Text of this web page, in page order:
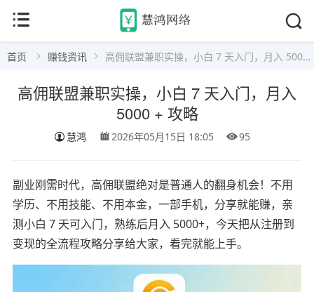
首页 赚钱资讯 高佣联盟兼职实操，小白 7 天入门，月入 5000 + 攻略
高佣联盟兼职实操，小白 7 天入门，月入
5000 + 攻略
慧鸿 2026年05月15日 18:05 95
副业刚需时代，高佣联盟绝对是普通人的翻身机会！不用
学历、不用技能、不用本金，一部手机，分享就能赚，亲
测小白 7 天可入门，熟练后月入 5000+，今天把从注册到
变现的全流程攻略分享给大家，看完就能上手。